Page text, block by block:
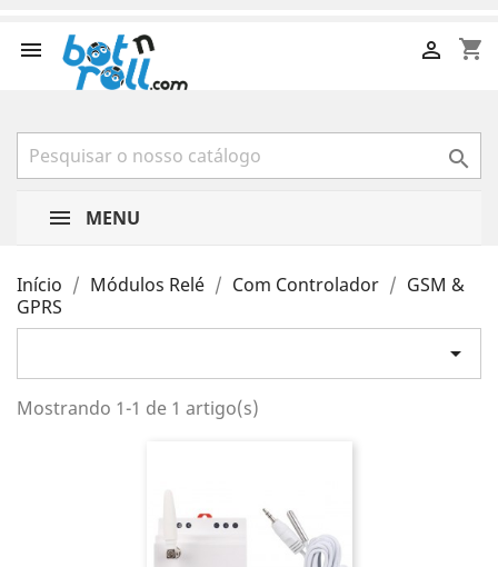
 shopping_cart


MENU
Início Módulos Relé Com Controlador
GSM &
GPRS

Mostrando 1-1 de 1 artigo(s)